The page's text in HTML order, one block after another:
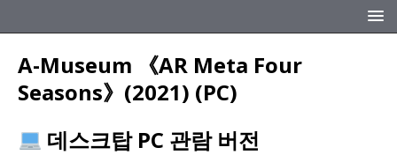
A-Museum 《AR Meta Four
Seasons》(2021) (PC)
데스크탑 PC 관람 버전